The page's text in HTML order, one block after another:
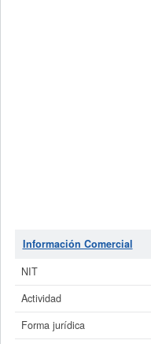
Información Comercial
NIT
Actividad
Forma jurídica